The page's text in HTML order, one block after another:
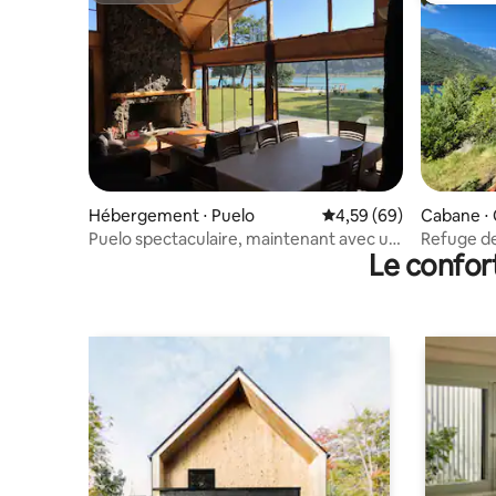
Hébergement ⋅ Puelo Évaluation moyenne
4,59 (69)
Puelo spectaculaire, maintenant avec un
Cabane
Refuge
bord
Le